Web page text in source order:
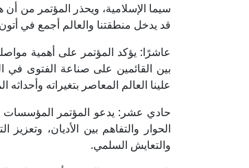
سيما الإسلامية، ويحذر المؤتمر من
قد يدخل منطقتنا والعالم أجمع في
عاشرًا: يؤكد المؤتمر على أهمية
بين القائمين على صناعة الفتوى في
علينا العالم المعاصر بتغيراته وأحداثه
حادي عشر: يدعو المؤتمر المؤسسات
الحوار والتفاهم بين الأديان،
والتعايش السلمي.